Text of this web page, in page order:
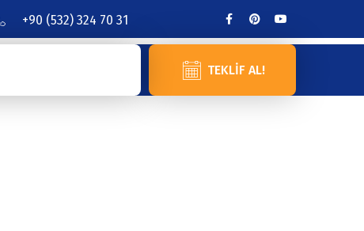
+90 (532) 324 70 31
TEKLIF AL!